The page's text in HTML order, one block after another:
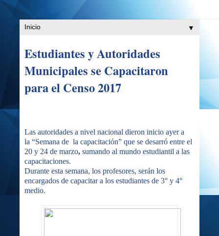
▼
Estudiantes y Autoridades
Municipales se Capacitaron
para el Censo 2017
Las autoridades a nivel nacional dieron inicio ayer a
la “Semana de la capacitación” que se desarró entre el
20 y 24 de marzo, sumando al mundo estudiantil a las
capacitaciones.
Durante esta semana, los profesores, serán los
encargados de capacitar a los estudiantes de 3° y 4°
medio.